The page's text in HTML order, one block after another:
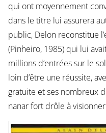
qui ont moyennement
dans le titre lui assurera
public, Delon reconstitue
(Pinheiro, 1985) qui lui
millions d’entrées sur le
loin d’être une réussite,
gratuite et ses nombreux
nanar fort drôle à